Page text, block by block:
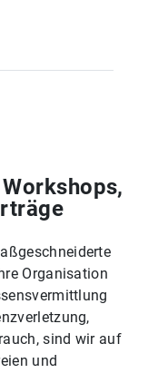
Organisation
sind wir auf
und